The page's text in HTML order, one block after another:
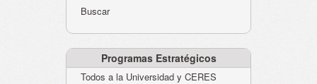
Evaluación desempeño
Humano-Cesantías
Buscar
Programas Estratégicos
Todos a la Universidad y CERES